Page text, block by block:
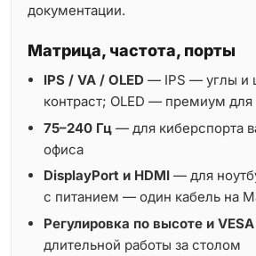
документации.
Матрица, частота, порты
IPS / VA / OLED — IPS — углы и
контраст; OLED — премиум для
75–240 Гц — для киберспорта
офиса
DisplayPort и HDMI — для
с питанием — один кабель на
Регулировка по высоте и VESA
длительной работы за столом